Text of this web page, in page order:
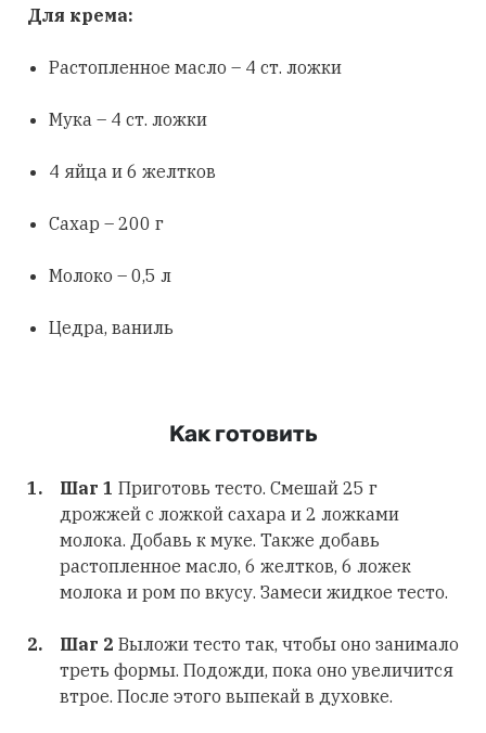
Для крема:
Растопленное масло – 4 ст. ложки
Мука – 4 ст. ложки
4 яйца и 6 желтков
Сахар – 200 г
Молоко – 0,5 л
Цедра, ваниль
Как готовить
Шаг 1 Приготовь тесто. Смешай 25 г
дрожжей с ложкой сахара и 2 ложками
молока. Добавь к муке. Также добавь
растопленное масло, 6 желтков, 6 ложек
молока и ром по вкусу. Замеси жидкое тесто.
Шаг 2 Выложи тесто так, чтобы оно занимало
треть формы. Подожди, пока оно увеличится
втрое. После этого выпекай в духовке.